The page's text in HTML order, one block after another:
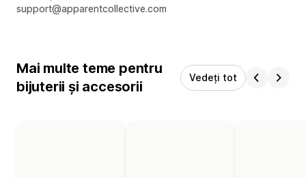
support@apparentcollective.com
Mai multe teme pentru
bijuterii și accesorii
Vedeți tot